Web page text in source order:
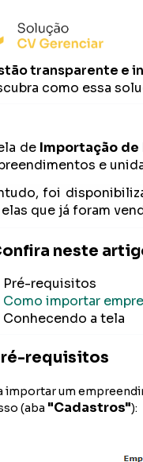
transparente e
como essa
deImportação de
e
foi
que já foram
neste
Pré-requisitos
Como importar
Conhecendo a tela
requisitos
importar um
(aba "Cadastros"):